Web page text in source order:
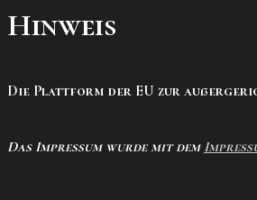
Hinweis
Die Plattform der EU zur
Das Impressum wurde mit dem